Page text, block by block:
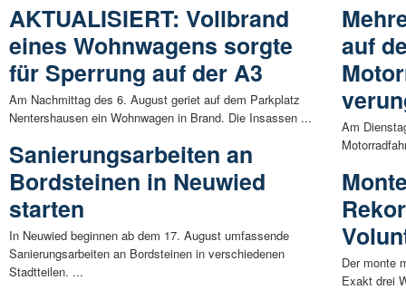
AKTUALISIERT: Vollbrand
eines Wohnwagens sorgte
für Sperrung auf der A3
Am Nachmittag des 6. August geriet auf dem Parkplatz
Nentershausen ein Wohnwagen in Brand. Die Insassen ...
Sanierungsarbeiten an
Bordsteinen in Neuwied
starten
In Neuwied beginnen ab dem 17. August umfassende
Sanierungsarbeiten an Bordsteinen in verschiedenen
Stadtteilen. ...
auf
Am
Der monte
Exakt drei